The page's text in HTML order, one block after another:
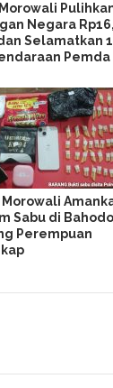
Negara
Selamatkan
Pemda
Morowali
Sabu di
Perempuan